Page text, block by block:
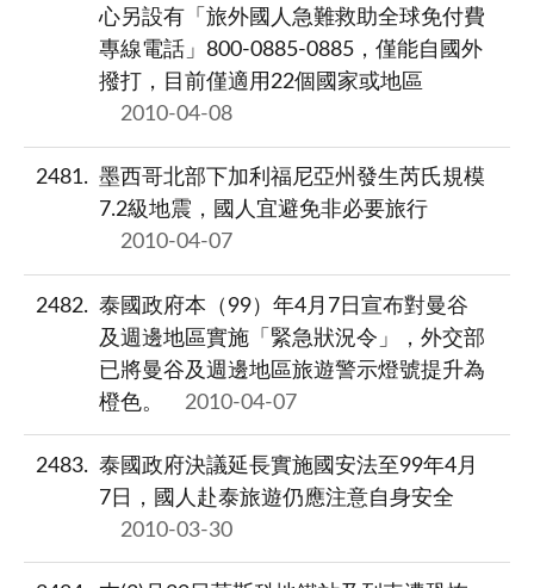
心另設有「旅外國人急難救助全球免付費
專線電話」800-0885-0885，僅能自國外
撥打，目前僅適用22個國家或地區
2010-04-08
2481
墨西哥北部下加利福尼亞州發生芮氏規模
7.2級地震，國人宜避免非必要旅行
2010-04-07
2482
泰國政府本（99）年4月7日宣布對曼谷
及週邊地區實施「緊急狀況令」，外交部
已將曼谷及週邊地區旅遊警示燈號提升為
橙色。
2010-04-07
2483
泰國政府決議延長實施國安法至99年4月
7日，國人赴泰旅遊仍應注意自身安全
2010-03-30